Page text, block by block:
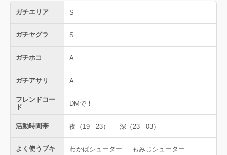
ガチエリア S
ガチヤグラ S
ガチホコ A
ガチアサリ A
フレンドコー
ド
DMで！
活動時間帯 夜（19 - 23） 深（23 - 03）
よく使うブキ わかばシューター もみじシューター